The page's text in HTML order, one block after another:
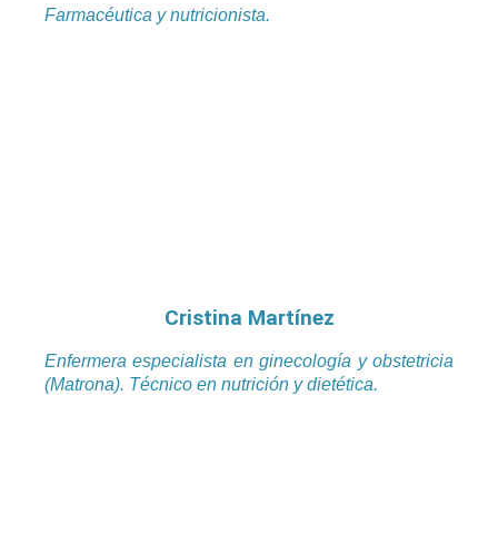
Farmacéutica y nutricionista.
Cristina Martínez
Enfermera especialista en ginecología y obstetricia
(Matrona). Técnico en nutrición y dietética.